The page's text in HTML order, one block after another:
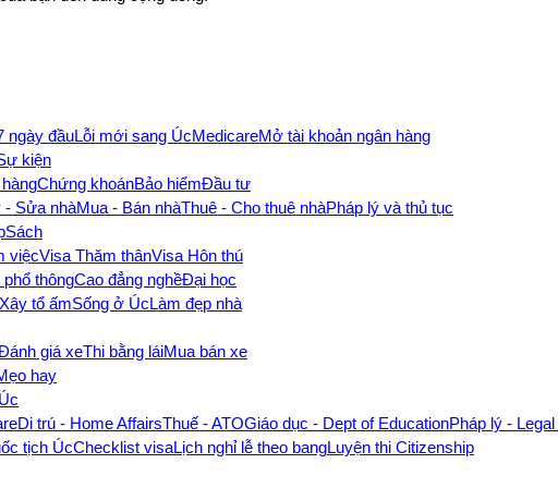
ngày đầuLỗi mới sang ÚcMedicareMở tài khoản ngân hàng
kiện
Chứng khoánBảo hiểmĐầu tư
- Sửa nhàMua - Bán nhàThuê - Cho thuê nhàPháp lý và thủ tục
Sách
việcVisa Thăm thânVisa Hôn thú
thôngCao đẳng nghềĐại học
Xây tổ ấmSống ở ÚcLàm đẹp nhà
giá xeThi bằng láiMua bán xe
hay
Di trú - Home AffairsThuế - ATOGiáo dục - Dept of EducationPháp lý - Legal
tịch ÚcChecklist visaLịch nghỉ lễ theo bangLuyện thi Citizenship